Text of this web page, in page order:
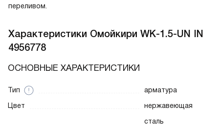
переливом.
Характеристики Омойкири WK-1.5-UN IN
4956778
ОСНОВНЫЕ ХАРАКТЕРИСТИКИ
Тип
арматура
Цвет
нержавеющая
сталь